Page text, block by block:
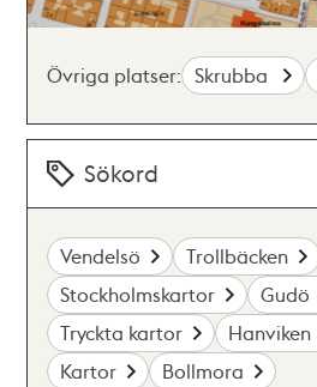
Övriga platser: Skrubba
Sökord
Vendelsö
Trollbäcken
Stockholmskartor
Gudö
Tryckta kartor
Hanviken
Kartor
Bollmora